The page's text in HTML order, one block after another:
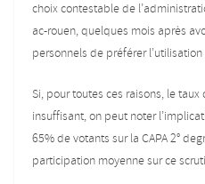
choix contestable de
ac-rouen, quelques mois après
personnels de préférer
Si, pour toutes ces raisons, le
insuffisant, on peut noter
65% de votants sur la CAPA 2°
participation moyenne sur ce